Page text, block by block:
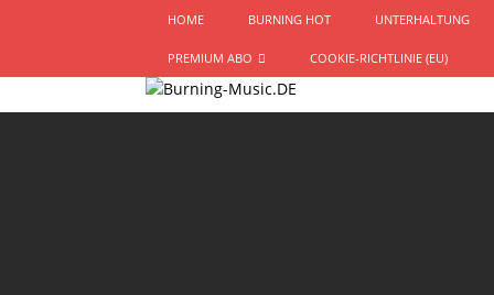
HOME BURNING HOT UNTERHALTUNG
PREMIUM ABO COOKIE-RICHTLINIE (EU)